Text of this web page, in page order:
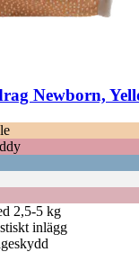
Newborn,
2,5-5 kg
inlägg